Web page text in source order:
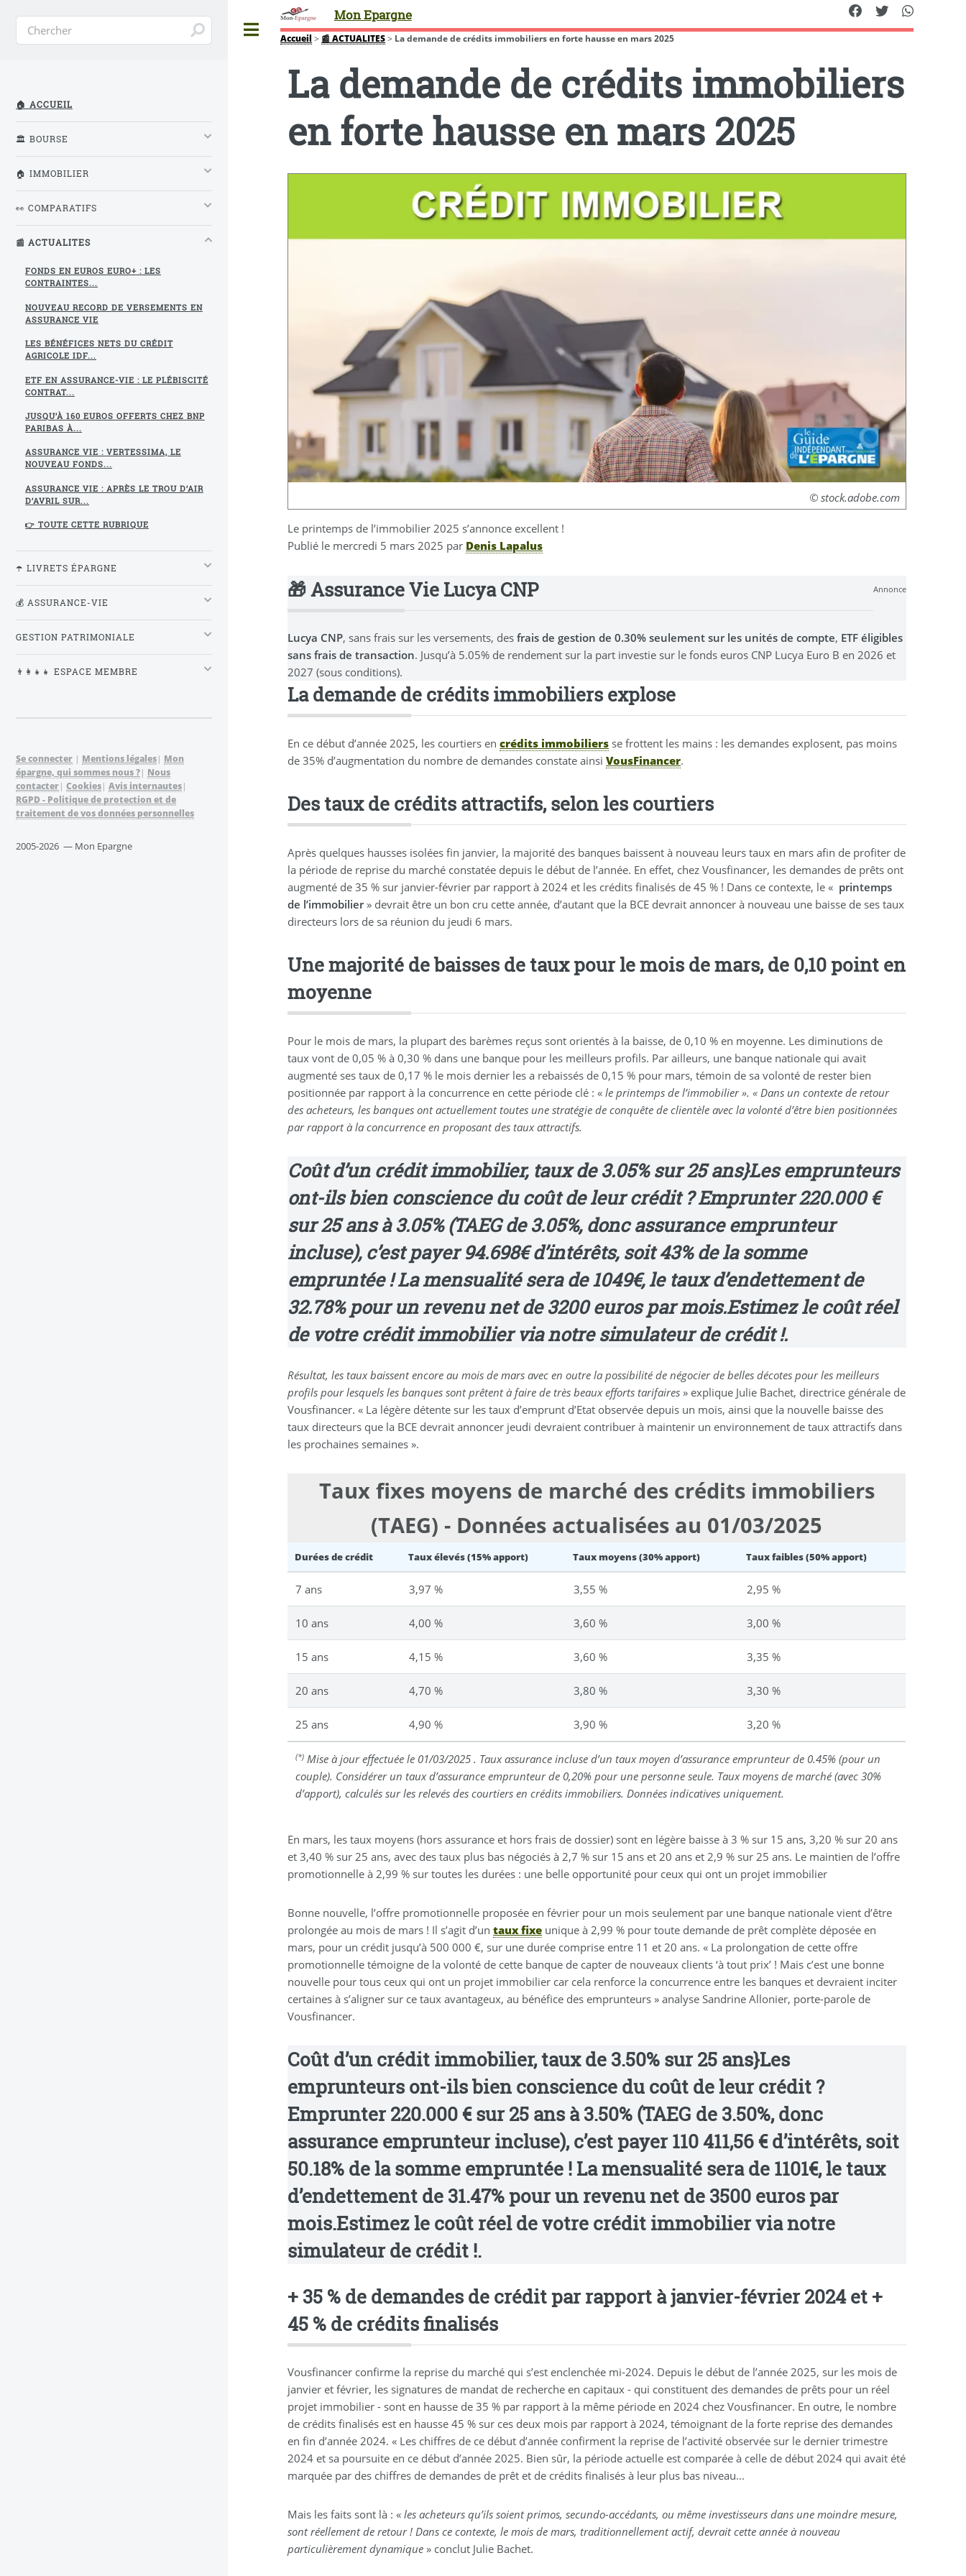
Mon Epargne
Accueil > 📰 ACTUALITES> La demande de crédits immobiliers en forte hausse en mars 2025
La demande de crédits immobiliers
en forte hausse en mars 2025
© stock.adobe.com
Le printemps de l’immobilier 2025 s’annonce excellent !
Publié le mercredi 5 mars 2025 par Denis Lapalus
Annonce
🎁 Assurance Vie Lucya CNP
Lucya CNP, sans frais sur les versements, desfrais de gestion de 0.30% seulement sur les unités de compte, ETF éligibles
sans frais de transaction. Jusqu’à 5.05% de rendement sur la part investie sur le fonds euros CNP Lucya Euro B en 2026 et
2027 (sous conditions).
La demande de crédits immobiliers explose
En ce début d’année 2025, les courtiers encrédits immobiliers se frottent les mains : les demandes explosent, pas moins
de 35% d’augmentation du nombre de demandes constate ainsiVousFinancer.
Des taux de crédits attractifs, selon les courtiers
Après quelques hausses isolées fin janvier, la majorité des banques baissent à nouveau leurs taux en mars afin de profiter de
la période de reprise du marché constatée depuis le début de l’année. En effet, chez Vousfinancer, les demandes de prêts ont
augmenté de 35 % sur janvier-février par rapport à 2024 et les crédits finalisés de 45 % ! Dans ce contexte, le « printemps
de l’immobilier» devrait être un bon cru cette année, d’autant que la BCE devrait annoncer à nouveau une baisse de ses taux
directeurs lors de sa réunion du jeudi 6 mars.
Une majorité de baisses de taux pour le mois de mars, de 0,10 point en
moyenne
Pour le mois de mars, la plupart des barèmes reçus sont orientés à la baisse, de 0,10 % en moyenne. Les diminutions de
taux vont de 0,05 % à 0,30 % dans une banque pour les meilleurs profils. Par ailleurs, une banque nationale qui avait
augmenté ses taux de 0,17 % le mois dernier les a rebaissés de 0,15 % pour mars, témoin de sa volonté de rester bien
positionnée par rapport à la concurrence en cette période clé : «le printemps de l’immobilier ». « Dans un contexte de retour
des acheteurs, les banques ont actuellement toutes une stratégie de conquête de clientèle avec la volonté d’être bien positionnées
par rapport à la concurrence en proposant des taux attractifs.
Coût d’un crédit immobilier, taux de 3.05% sur 25 ans}Les emprunteurs
ont-ils bien conscience du coût de leur crédit ?Emprunter220.000 €
sur 25 ans à 3.05%(TAEG de 3.05%, donc assurance emprunteur
incluse), c’est payer94.698€ d’intérêts, soit 43% de la somme
empruntée! La mensualité sera de1049€, le taux d’endettement de
32.78% pour un revenu net de 3200 euros par mois.Estimez le coût réel
de votre crédit immobilier via notre simulateur de crédit !.
Résultat, les taux baissent encore au mois de mars avec en outre la possibilité de négocier de belles décotes pour les meilleurs
profils pour lesquels les banques sont prêtent à faire de très beaux efforts tarifaires » explique Julie Bachet, directrice générale de
Vousfinancer. « La légère détente sur les taux d’emprunt d’Etat observée depuis un mois, ainsi que la nouvelle baisse des
taux directeurs que la BCE devrait annoncer jeudi devraient contribuer à maintenir un environnement de taux attractifs dans
les prochaines semaines ».
Taux fixes moyens de marché des crédits immobiliers
(TAEG) - Données actualisées au 01/03/2025
Durées de crédit Taux élevés (15% apport) Taux moyens (30% apport) Taux faibles (50% apport)
7 ans 3,97 % 3,55 % 2,95 %
10 ans 4,00 % 3,60 % 3,00 %
15 ans 4,15 % 3,60 % 3,35 %
20 ans 4,70 % 3,80 % 3,30 %
25 ans 4,90 % 3,90 % 3,20 %
(*) Mise à jour effectuée le 01/03/2025. Taux assurance incluse d’un taux moyen d’assurance emprunteur de 0.45% (pour un
couple). Considérer un taux d’assurance emprunteur de 0,20% pour une personne seule. Taux moyens de marché (avec 30%
d’apport), calculés sur les relevés des courtiers en crédits immobiliers. Données indicatives uniquement.
En mars, les taux moyens (hors assurance et hors frais de dossier) sont en légère baisse à 3 % sur 15 ans, 3,20 % sur 20 ans
et 3,40 % sur 25 ans, avec des taux plus bas négociés à 2,7 % sur 15 ans et 20 ans et 2,9 % sur 25 ans. Le maintien de l’offre
promotionnelle à 2,99 % sur toutes les durées : une belle opportunité pour ceux qui ont un projet immobilier
Bonne nouvelle, l’offre promotionnelle proposée en février pour un mois seulement par une banque nationale vient d’être
prolongée au mois de mars ! Il s’agit d’untaux fixe unique à 2,99 % pour toute demande de prêt complète déposée en
mars, pour un crédit jusqu’à 500 000 €, sur une durée comprise entre 11 et 20 ans. « La prolongation de cette offre
promotionnelle témoigne de la volonté de cette banque de capter de nouveaux clients ‘à tout prix’ ! Mais c’est une bonne
nouvelle pour tous ceux qui ont un projet immobilier car cela renforce la concurrence entre les banques et devraient inciter
certaines à s’aligner sur ce taux avantageux, au bénéfice des emprunteurs » analyse Sandrine Allonier, porte-parole de
Vousfinancer.
Coût d’un crédit immobilier, taux de 3.50% sur 25 ans}Les
emprunteurs ont-ils bien conscience du coût de leur crédit ?
Emprunter220.000 € sur 25 ans à 3.50% (TAEG de 3.50%, donc
assurance emprunteur incluse), c’est payer110 411,56 € d’intérêts, soit
50.18% de la somme empruntée ! La mensualité sera de 1101€, letaux
d’endettement de 31.47% pour un revenu net de 3500 euros par
mois.Estimez le coût réel de votre crédit immobilier via notre
simulateur de crédit !.
+ 35 % de demandes de crédit par rapport à janvier-février 2024 et +
45 % de crédits finalisés
Vousfinancer confirme la reprise du marché qui s’est enclenchée mi-2024. Depuis le début de l’année 2025, sur les mois de
janvier et février, les signatures de mandat de recherche en capitaux - qui constituent des demandes de prêts pour un réel
projet immobilier - sont en hausse de 35 % par rapport à la même période en 2024 chez Vousfinancer. En outre, le nombre
de crédits finalisés est en hausse 45 % sur ces deux mois par rapport à 2024, témoignant de la forte reprise des demandes
en fin d’année 2024. « Les chiffres de ce début d’année confirment la reprise de l’activité observée sur le dernier trimestre
2024 et sa poursuite en ce début d’année 2025. Bien sûr, la période actuelle est comparée à celle de début 2024 qui avait été
marquée par des chiffres de demandes de prêt et de crédits finalisés à leur plus bas niveau...
Mais les faits sont là : «les acheteurs qu’ils soient primos, secundo-accédants, ou même investisseurs dans une moindre mesure,
sont réellement de retour ! Dans ce contexte, le mois de mars, traditionnellement actif, devrait cette année à nouveau
particulièrement dynamique » conclut Julie Bachet.
🏠 ACCUEIL
🏛️ BOURSE
🏠 IMMOBILIER
👀 COMPARATIFS
📰 ACTUALITES
FONDS EN EUROS EURO+ : LES
CONTRAINTES...
NOUVEAU RECORD DE VERSEMENTS EN
ASSURANCE VIE
LES BÉNÉFICES NETS DU CRÉDIT
AGRICOLE IDF...
ETF EN ASSURANCE-VIE : LE PLÉBISCITÉ
CONTRAT...
JUSQU’À 160 EUROS OFFERTS CHEZ BNP
PARIBAS À...
ASSURANCE VIE : VERTESSIMA, LE
NOUVEAU FONDS...
ASSURANCE VIE : APRÈS LE TROU D’AIR
D’AVRIL SUR...
👉 TOUTE CETTE RUBRIQUE
☂️ LIVRETS ÉPARGNE
💰 ASSURANCE-VIE
GESTION PATRIMONIALE
👨‍👩‍👧‍👧 ESPACE MEMBRE
Se connecter | Mentions légales| Mon
épargne, qui sommes nous ?| Nous
contacter| Cookies| Avis internautes|
RGPD - Politique de protection et de
traitement de vos données personnelles
2005-2026 — Mon Epargne
Toggle